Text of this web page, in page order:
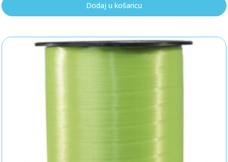
Dodaj u košaricu